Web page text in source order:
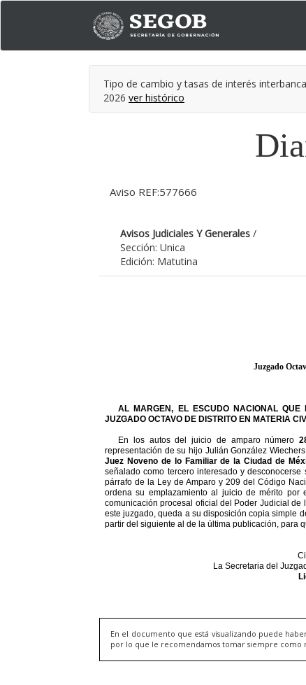
Tipo de cambio y tasas de interés
2026 ver histórico
Aviso REF:577666
Avisos Judiciales Y Generales /
Sección: Unica
Edición: Matutina
En el documento que está visualizando puede
por lo que le recomendamos tomar siempre como